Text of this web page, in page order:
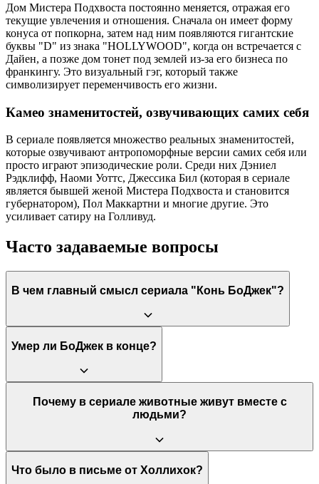
Дом Мистера Подхвоста постоянно меняется, отражая его
текущие увлечения и отношения. Сначала он имеет форму
конуса от попкорна, затем над ним появляются гигантские
буквы "D" из знака "HOLLYWOOD", когда он встречается с
Дайен, а позже дом тонет под землей из-за его бизнеса по
франкингу. Это визуальный гэг, который также
символизирует переменчивость его жизни.
Камео знаменитостей, озвучивающих самих себя
В сериале появляется множество реальных знаменитостей,
которые озвучивают антропоморфные версии самих себя или
просто играют эпизодические роли. Среди них Дэниел
Рэдклифф, Наоми Уоттс, Джессика Бил (которая в сериале
является бывшей женой Мистера Подхвоста и становится
губернатором), Пол Маккартни и многие другие. Это
усиливает сатиру на Голливуд.
Часто задаваемые вопросы
В чем главный смысл сериала "Конь БоДжек"?
Главный смысл заключается в том, что жизнь сложна, в ней
трудная работа. Сериал исследует темы депрессии,
зависимости и травмы, показывая, что даже после самых
ужасных ошибок у человека остается возможность пытаться
стать лучше.
Умер ли БоДжек в конце?
Нет, БоДжек не умер. Создатель сериала подтвердил, что
предпоследняя серия показывает его околосмертный опыт, но
метафорой необходимости столкнуться с последствиями своих
поступков, а не убежать от них через смерть.
Почему в сериале животные живут вместе с
людьми?
Использование антропоморфных животных позволяет
Что было в письме от Холлихок?